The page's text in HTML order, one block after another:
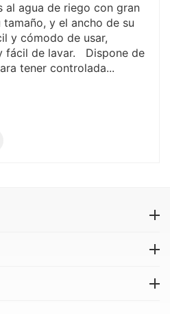
al agua de riego con gran
y el ancho de su
y cómodo de usar,
fácil de lavar. Dispone de
tener controlada...